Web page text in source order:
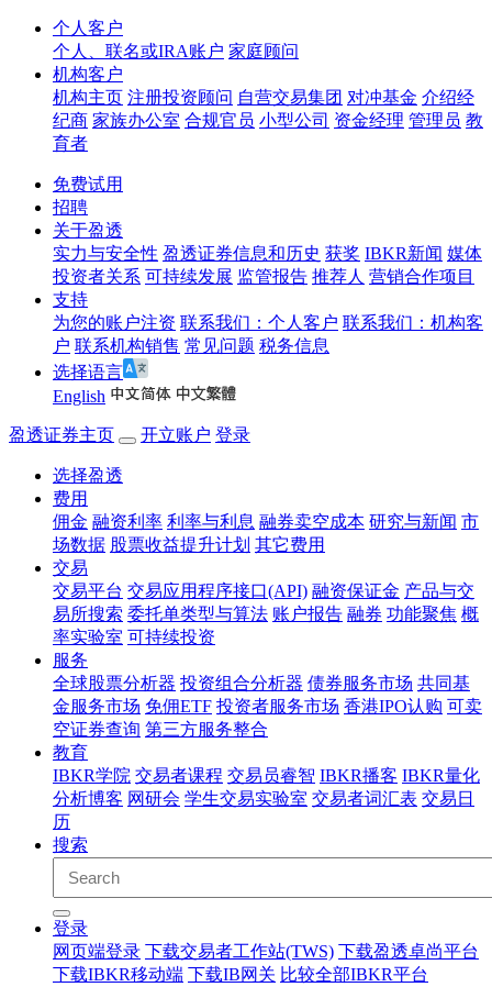
个人客户
个人、联名或IRA账户 家庭顾问
机构客户
机构主页 注册投资顾问 自营交易集团 对冲基金 介绍经
纪商 家族办公室 合规官员 小型公司 资金经理 管理员 教
育者
免费试用
招聘
关于盈透
实力与安全性 盈透证券信息和历史 获奖 IBKR新闻 媒体
投资者关系 可持续发展 监管报告 推荐人 营销合作项目
支持
为您的账户注资 联系我们：个人客户 联系我们：机构客
户 联系机构销售 常见问题 税务信息
选择语言
English
盈透证券主页 开立账户 登录
选择盈透
费用
佣金 融资利率 利率与利息 融券卖空成本 研究与新闻 市
场数据 股票收益提升计划 其它费用
交易
交易平台 交易应用程序接口(API) 融资保证金 产品与交
易所搜索 委托单类型与算法 账户报告 融券 功能聚焦 概
率实验室 可持续投资
服务
全球股票分析器 投资组合分析器 债券服务市场 共同基
金服务市场 免佣ETF 投资者服务市场 香港IPO认购 可卖
空证券查询 第三方服务整合
教育
IBKR学院 交易者课程 交易员睿智 IBKR播客 IBKR量化
分析博客 网研会 学生交易实验室 交易者词汇表 交易日
历
搜索
登录
网页端登录 下载交易者工作站(TWS) 下载盈透卓尚平台
下载IBKR移动端 下载IB网关 比较全部IBKR平台